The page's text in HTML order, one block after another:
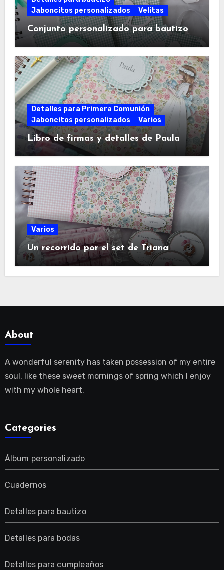
Jaboncitos personalizados
Velitas
Conjunto personalizado para bautizo
Detalles para Primera Comunión
Jaboncitos personalizados
Varios
Libro de firmas y detalles de Paula
Varios
Un recorrido por el set de Triana
About
A wonderful serenity has taken possession of my entire
soul, like these sweet mornings of spring which I enjoy
with my whole heart.
Categories
Álbum personalizado
Cuadernos
Detalles para bautizo
Detalles para bodas
Detalles para cumpleaños